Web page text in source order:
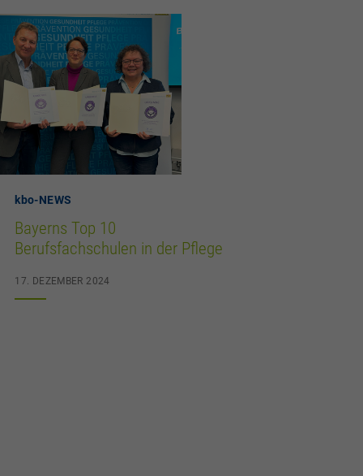
kbo-NEWS
Bayerns Top 10
Berufsfachschulen in der Pflege
17. DEZEMBER 2024